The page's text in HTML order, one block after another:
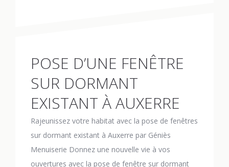
POSE D’UNE FENÊTRE
SUR DORMANT
EXISTANT À AUXERRE
Rajeunissez votre habitat avec la pose de fenêtres
sur dormant existant à Auxerre par Géniès
Menuiserie Donnez une nouvelle vie à vos
ouvertures avec la pose de fenêtre sur dormant